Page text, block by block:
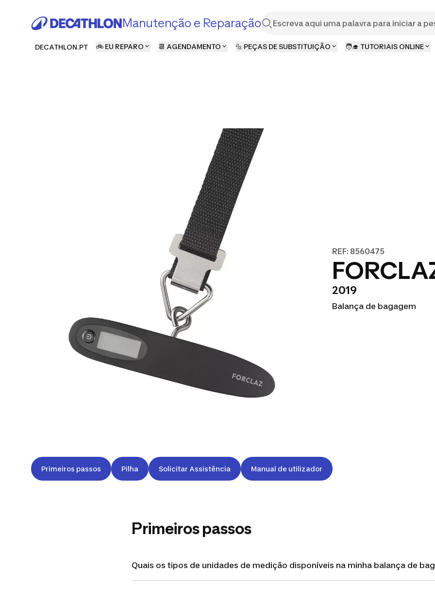
Manutenção e Reparação
DECATHLON.PT 🚲 EU REPARO 📆 AGENDAMENTO 🔩 PEÇAS DE SUBSTITUIÇÃO 🧑‍🎓 TUTORIAIS ONLINE
REF: 8560475
2019
Balança de bagagem
Primeiros passos Pilha Solicitar Assistência Manual de utilizador
Primeiros passos
Quais os tipos de unidades de medição disponíveis na minha balança de